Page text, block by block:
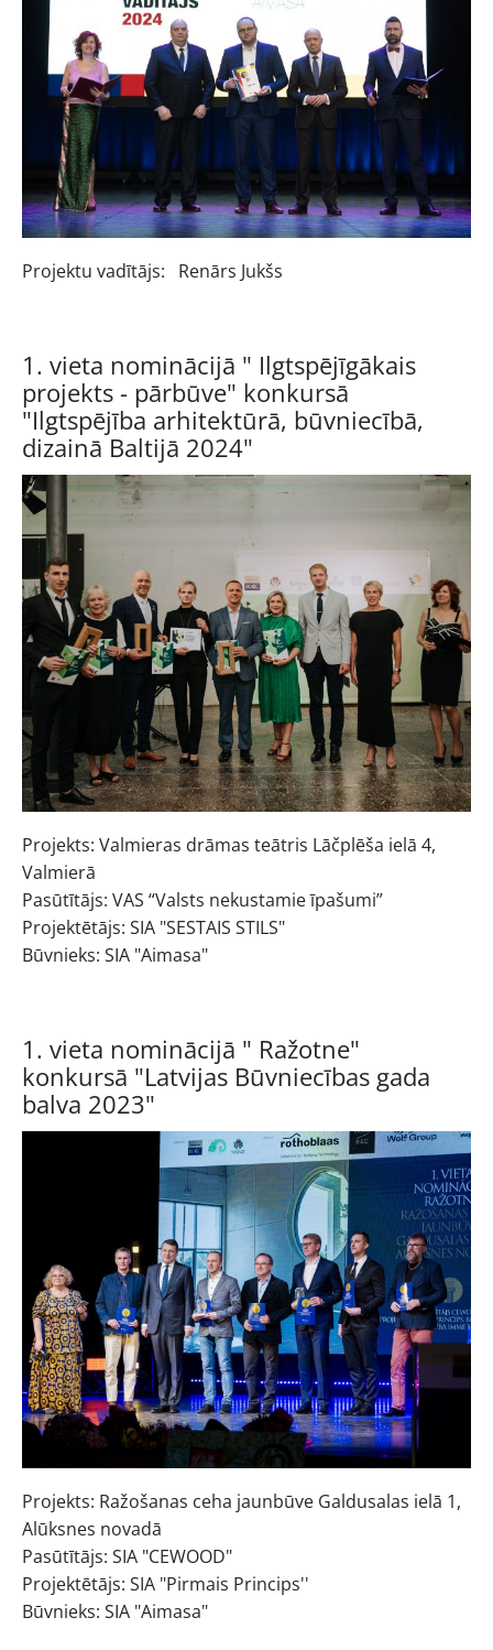
Projektu vadītājs: Renārs Jukšs
1. vieta nominācijā " Ilgtspējīgākais
projekts - pārbūve" konkursā
"Ilgtspējība arhitektūrā, būvniecībā,
dizainā Baltijā 2024"
Projekts: Valmieras drāmas teātris Lāčplēša ielā 4,
Valmierā
Pasūtītājs: VAS “Valsts nekustamie īpašumi”
Projektētājs: SIA "SESTAIS STILS"
Būvnieks: SIA "Aimasa"
1. vieta nominācijā " Ražotne"
konkursā "Latvijas Būvniecības gada
balva 2023"
Projekts: Ražošanas ceha jaunbūve Galdusalas ielā 1,
Alūksnes novadā
Pasūtītājs: SIA "CEWOOD"
Projektētājs: SIA "Pirmais Princips''
Būvnieks: SIA "Aimasa"